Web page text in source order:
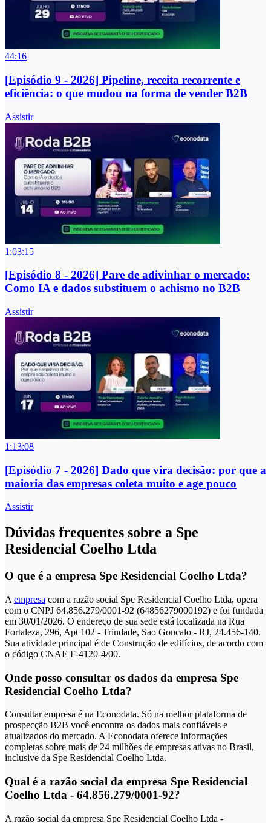
44:16
[Episódio 9 - 2026] Pipeline, receita recorrente e
eficiência: o que mudou na forma de vender B2B
Assistir
1:03:15
[Episódio 8 - 2026] Pare de adivinhar o mercado:
Como IA e dados substituem o achismo no B2B
Assistir
1:13:08
[Episódio 7 - 2026] Dado que vira decisão: por que a
maioria das empresas coleta muito e age pouco
Assistir
Dúvidas frequentes sobre a Spe
Residencial Coelho Ltda
O que é a empresa Spe Residencial Coelho Ltda?
A empresa com a razão social Spe Residencial Coelho Ltda, opera
com o CNPJ 64.856.279/0001-92 (64856279000192) e foi fundada
em 30/01/2026. O endereço de sua sede está localizada na Rua
Fortaleza, 296, Apt 102 - Trindade, Sao Goncalo - RJ, 24.456-140.
Sua atividade principal é de Construção de edifícios, de acordo com
o código CNAE F-4120-4/00.
Onde posso consultar os dados da empresa Spe
Residencial Coelho Ltda?
Consultar empresa é na Econodata. Só na melhor plataforma de
prospecção B2B você encontra os dados mais confiáveis e
atualizados do mercado. A Econodata oferece informações
completas sobre mais de 24 milhões de empresas ativas no Brasil,
inclusive da Spe Residencial Coelho Ltda.
Qual é a razão social da empresa Spe Residencial
Coelho Ltda - 64.856.279/0001-92?
A razão social da empresa Spe Residencial Coelho Ltda -